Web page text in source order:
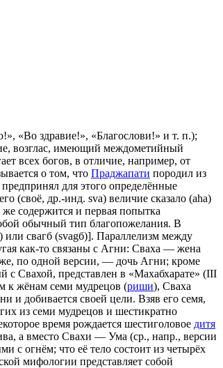
«Во здравие!», «Благослови!» и т. п.);
возглас, имеющий междометийный
всех богов, в отличие, например, от
о том, что Праджапати породил из
для этого определённые
(своё, др.-инд. sva) величие сказало (aha)
содержится и первая попытка
обычный тип благопожелания. В
или свагб (svagб)]. Параллелизм между
как-то связаны с Агни: Сваха — жена
по одной версии, — дочь Агни; кроме
с Свахой, представлен в «Махабхарате» (III
к жёнам семи мудрецов (риши), Сваха
и добивается своей цели. Взяв его семя,
из семи мудрецов и шестикратно
время рождается шестиголовое дитя
а вместо Свахи — Ума (ср., напр., версии
с огнём; что её тело состоит из четырёх
мифологии представляет собой